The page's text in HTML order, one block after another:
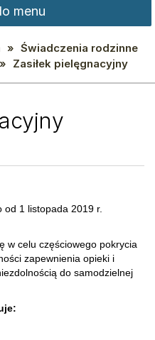
menu
» Świadczenia rodzinne
» Zasiłek pielęgnacyjny
od 1 listopada 2019 r.
w celu częściowego pokrycia
zapewnienia opieki i
do samodzielnej